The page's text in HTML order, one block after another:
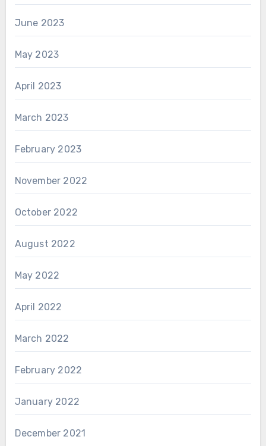
June 2023
May 2023
April 2023
March 2023
February 2023
November 2022
October 2022
August 2022
May 2022
April 2022
March 2022
February 2022
January 2022
December 2021